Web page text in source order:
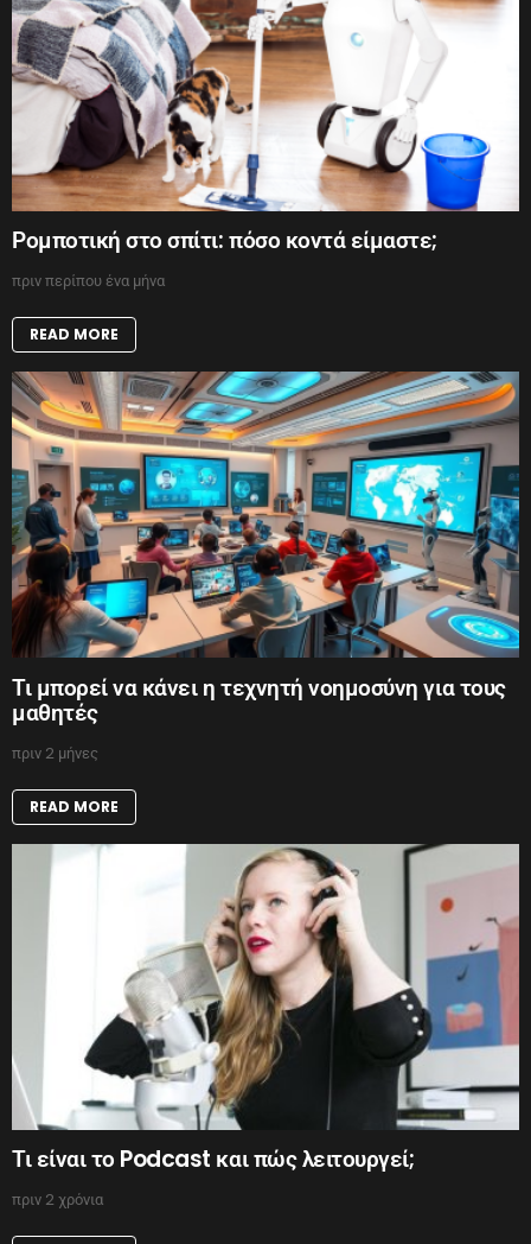
Ρομποτική στο σπίτι: πόσο κοντά είμαστε;
πριν περίπου ένα μήνα
READ MORE
Τι μπορεί να κάνει η τεχνητή νοημοσύνη για τους
μαθητές
πριν 2 μήνες
READ MORE
Τι είναι το Podcast και πώς λειτουργεί;
πριν 2 χρόνια